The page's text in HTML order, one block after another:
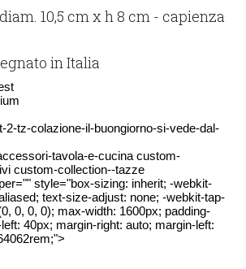
10,5 cm x h 8 cm - capienza
in Italia
2-tz-colazione-il-buongiorno-si-vede-dal-
tavola-e-cucina custom-
custom-collection--tazze
style="box-sizing: inherit; -webkit-
text-size-adjust: none; -webkit-tap-
0, 0, 0); max-width: 1600px; padding-
40px; margin-right: auto; margin-left: